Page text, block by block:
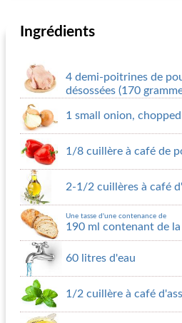
Ingrédients
4 demi-poitrines de
désossées (170
1 small onion, chopped
1/8 cuillère à café de
2-1/2 cuillères à café
Une tasse d'une contenance de
190 ml contenant de
60 litres d'eau
1/2 cuillère à café